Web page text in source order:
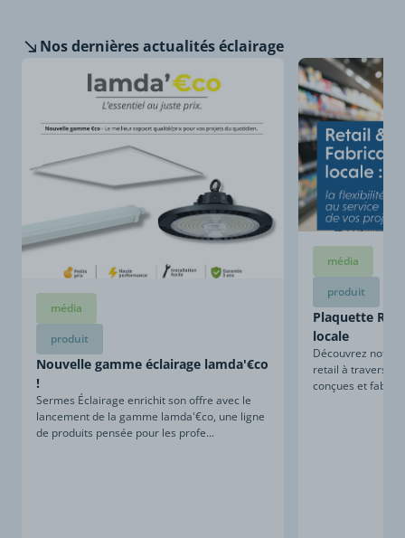
Nos dernièresactualités éclairage
média
produit
Nouvelle gamme éclairage lamda'€co
!
Sermes Éclairage enrichit son offre avec le
lancement de la gamme lamda'€co, une ligne
de produits pensée pour les profe...
média
produit
Plaquette
locale
Découvrez notre
retail à travers
conçues et